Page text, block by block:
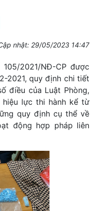
nhật: 29/05/2023 14:47
2021/NĐ-CP được
2021, quy định chi tiết
điều của Luật Phòng,
lực thi hành kể từ
quy định cụ thể về
động hợp pháp liên